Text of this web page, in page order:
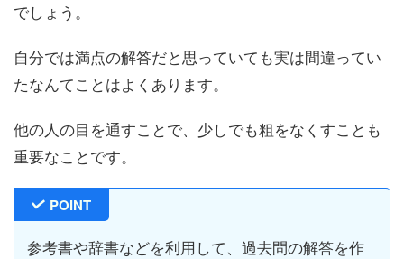
でしょう。
自分では満点の解答だと思っていても実は間違ってい
たなんてことはよくあります。
他の人の目を通すことで、少しでも粗をなくすことも
重要なことです。
POINT
参考書や辞書などを利用して、過去問の解答を作